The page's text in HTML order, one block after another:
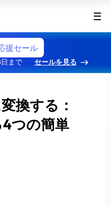
援セール
まで セールを見る
換する：
つの簡単